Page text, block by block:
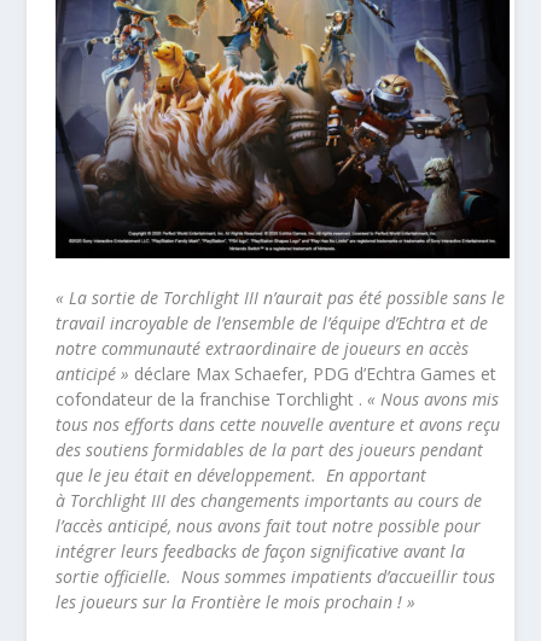
« La sortie de Torchlight III n’aurait pas été possible sans le
travail incroyable de l’ensemble de l’équipe d’Echtra et de
notre communauté extraordinaire de joueurs en accès
anticipé » déclare Max Schaefer, PDG d’Echtra Games et
cofondateur de la franchise Torchlight .« Nous avons mis
tous nos efforts dans cette nouvelle aventure et avons reçu
des soutiens formidables de la part des joueurs pendant
que le jeu était en développement. En apportant
à Torchlight III des changements importants au cours de
l’accès anticipé, nous avons fait tout notre possible pour
intégrer leurs feedbacks de façon significative avant la
sortie officielle. Nous sommes impatients d’accueillir tous
les joueurs sur la Frontière le mois prochain ! »